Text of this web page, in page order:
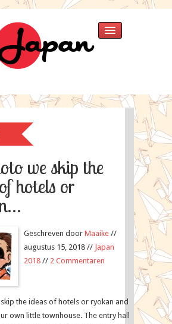
»
2015
we skip the
hotels or
Geschreven door Maaike //
augustus 15, 2018 // Japan
2018 // 2 Commentaren
the ideas of hotels or ryokan and
own little townhouse. The entry hall